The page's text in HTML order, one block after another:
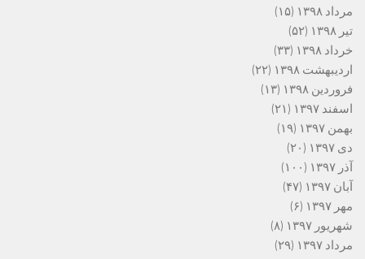
مرداد ۱۳۹۸
(۱۵)
تیر ۱۳۹۸
(۵۲)
خرداد ۱۳۹۸
(۳۳)
اردیبهشت ۱۳۹۸
(۲۲)
فروردین ۱۳۹۸
(۱۳)
اسفند ۱۳۹۷
(۲۱)
بهمن ۱۳۹۷
(۱۹)
دی ۱۳۹۷
(۲۰)
آذر ۱۳۹۷
(۱۰۰)
آبان ۱۳۹۷
(۴۷)
مهر ۱۳۹۷
(۶)
شهریور ۱۳۹۷
(۸)
مرداد ۱۳۹۷
(۲۹)